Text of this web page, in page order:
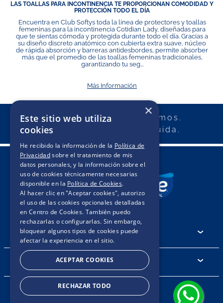
LAS TOALLAS PARA INCONTINENCIA TE PROPORCIONAN COMODIDAD Y
PROTECCIÓN TODO EL DÍA
Encuentra en Club Softys toda la línea de protectores y toallas
femeninas para la incontinencia Cotidian Lady, diseñadas para
que te sientas cómoda y protegida durante todo el día. Gracias a
su diseño discreto anatómico con cubierta extra suave, núcleo
de rápida absorción y barreras antidesbordes, permite absorber
más que el promedio de las toallas femeninas tradicionales,
garantizando tu seg...
Más Información
Cuidamos lo que queremos.
Haciendo lo que nos cuida.
AYUDA
SERVICIO AL CLIENTE
×
Este sitio web utiliza
cookies
He recibido la información de la Política de
Privacidadsobre el tratamiento de mis
datos personales, y la información sobre el
uso de cookies técnicamente necesarias
disponible en la Política de Cookies.
Al hacer clic en "Aceptar cookies", autorizo
el uso de las cookies opcionales detalladas
en Centro de Cookies. También puedo
rechazarlas o configurarlas. Sin embargo,
bloquear algunos tipos de cookies puede
afectar la experiencia en el sitio.
ACEPTAR COOKIES
RECHAZAR TODO